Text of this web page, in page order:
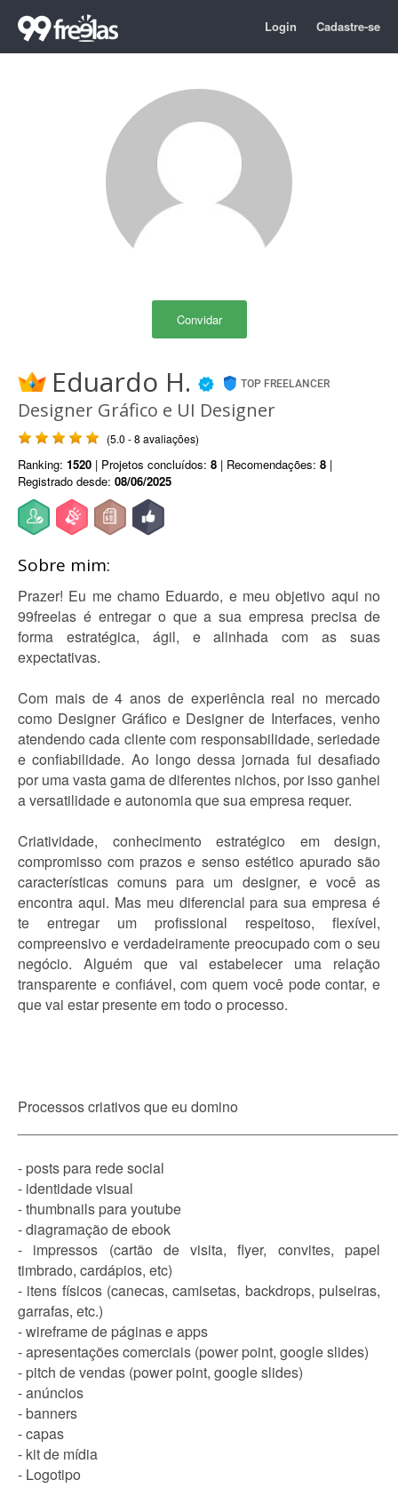
Login Cadastre-se
Convidar
Eduardo H. TOP FREELANCER
Designer Gráfico e UI Designer
(5.0 - 8 avaliações)
Ranking: 1520 | Projetos concluídos: 8 | Recomendações: 8 |
Registrado desde: 08/06/2025
Sobre mim:
Prazer! Eu me chamo Eduardo, e meu objetivo aqui no
99freelas é entregar o que a sua empresa precisa de
forma estratégica, ágil, e alinhada com as suas
expectativas.
Com mais de 4 anos de experiência real no mercado
como Designer Gráfico e Designer de Interfaces, venho
atendendo cada cliente com responsabilidade, seriedade
e confiabilidade. Ao longo dessa jornada fui desafiado
por uma vasta gama de diferentes nichos, por isso ganhei
a versatilidade e autonomia que sua empresa requer.
Criatividade, conhecimento estratégico em design,
compromisso com prazos e senso estético apurado são
características comuns para um designer, e você as
encontra aqui. Mas meu diferencial para sua empresa é
te entregar um profissional respeitoso, flexível,
compreensivo e verdadeiramente preocupado com o seu
negócio. Alguém que vai estabelecer uma relação
transparente e confiável, com quem você pode contar, e
que vai estar presente em todo o processo.
Processos criativos que eu domino
- posts para rede social
- identidade visual
- thumbnails para youtube
- diagramação de ebook
- impressos (cartão de visita, flyer, convites, papel
timbrado, cardápios, etc)
- itens físicos (canecas, camisetas, backdrops, pulseiras,
garrafas, etc.)
- wireframe de páginas e apps
- apresentações comerciais (power point, google slides)
- pitch de vendas (power point, google slides)
- anúncios
- banners
- capas
- kit de mídia
- Logotipo